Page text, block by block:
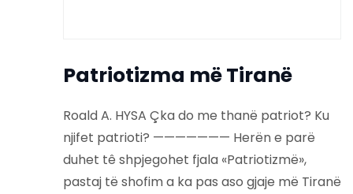
Patriotizma më Tiranë
Roald A. HYSA Çka do me thanë patriot? Ku
njifet patrioti? ——————— Herën e parë
duhet tê shpjegohet fjala «Patriotizmë»,
pastaj të shofim a ka pas aso gjaje më Tiranë